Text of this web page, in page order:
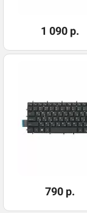
1 090 р.
790 р.